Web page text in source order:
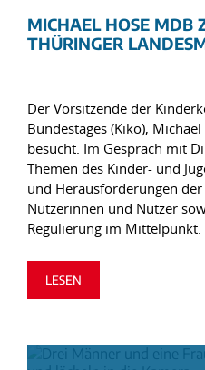
MICHAEL HOSE MDB
THÜRINGER
Der Vorsitzende der
Bundestages (Kiko),
besucht. Im Gespräch mit
Themen des Kinder- und
und Herausforderungen
Nutzerinnen und Nutzer
Regulierung im Mittelpunkt.
LESEN